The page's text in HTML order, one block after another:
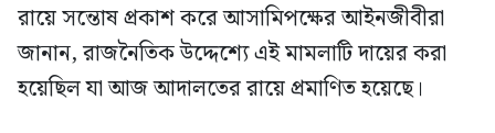
রায়ে সন্তোষ প্রকাশ করে আসামিপক্ষের আইনজীবীরা
জানান, রাজনৈতিক উদ্দেশ্যে এই মামলাটি দায়ের করা
হয়েছিল যা আজ আদালতের রায়ে প্রমাণিত হয়েছে।